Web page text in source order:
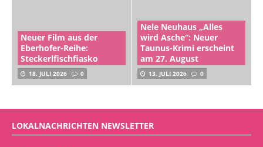
Neuer Film aus der
Eberhofer-Reihe:
Steckerlfischfiasko
18. JULI 2026 0
Nele Neuhaus „Alles
wird Asche“: Neuer
Taunus-Krimi erscheint
am 27. August
13. JULI 2026 0
LOKALNACHRICHTEN NEWSLETTER